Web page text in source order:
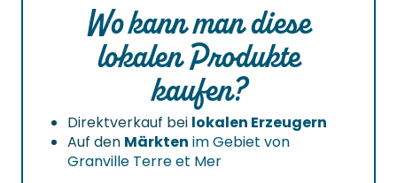
Wo kann man diese
lokalen Produkte
kaufen?
Direktverkauf bei lokalen Erzeugern
Auf den Märkten im Gebiet von
Granville Terre et Mer